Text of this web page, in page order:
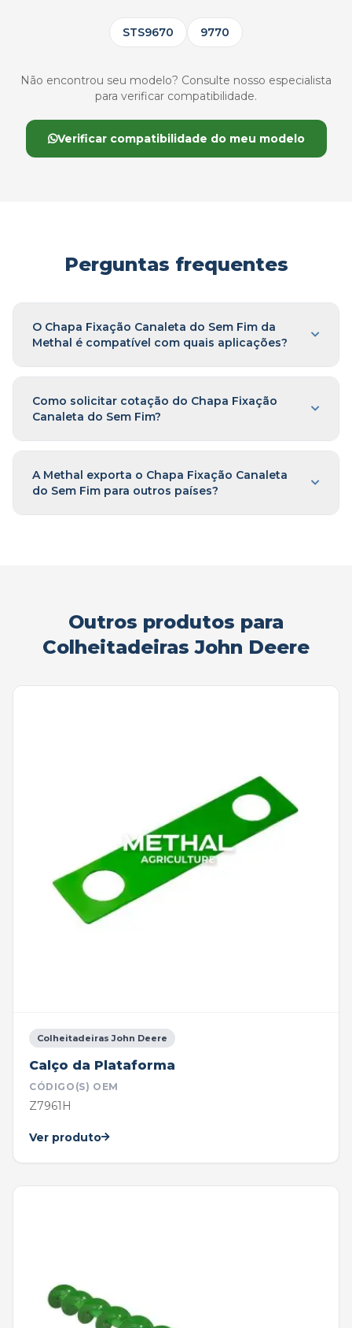
STS9670 9770
Não encontrou seu modelo? Consulte nosso especialista
para verificar compatibilidade.
Verificar compatibilidade do meu modelo
Perguntas frequentes
O Chapa Fixação Canaleta do Sem Fim da
Methal é compatível com quais aplicações?
Como solicitar cotação do Chapa Fixação
Canaleta do Sem Fim?
A Methal exporta o Chapa Fixação Canaleta
do Sem Fim para outros países?
Outros produtos para
Colheitadeiras John Deere
Colheitadeiras John Deere
Calço da Plataforma
CÓDIGO(S) OEM
Z7961H
Ver produto